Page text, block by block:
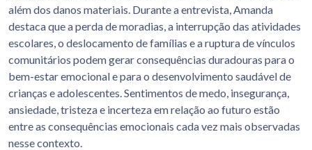
além dos danos materiais. Durante a entrevista, Amanda
destaca que a perda de moradias, a interrupção das atividades
escolares, o deslocamento de famílias e a ruptura de vínculos
comunitários podem gerar consequências duradouras para o
bem-estar emocional e para o desenvolvimento saudável de
crianças e adolescentes. Sentimentos de medo, insegurança,
ansiedade, tristeza e incerteza em relação ao futuro estão
entre as consequências emocionais cada vez mais observadas
nesse contexto.